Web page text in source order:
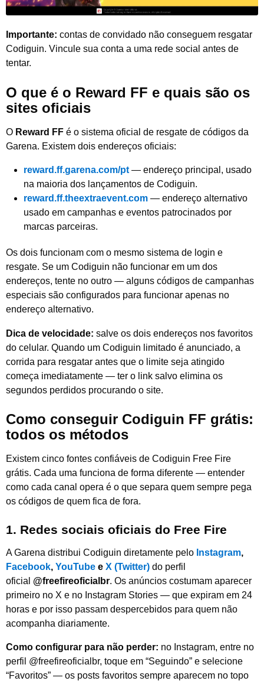
Importante: contas de convidado não conseguem resgatar
Codiguin. Vincule sua conta a uma rede social antes de
tentar.
O que é o Reward FF e quais são os
sites oficiais
O Reward FF é o sistema oficial de resgate de códigos da
Garena. Existem dois endereços oficiais:
reward.ff.garena.com/pt — endereço principal, usado
na maioria dos lançamentos de Codiguin.
reward.ff.theextraevent.com — endereço alternativo
usado em campanhas e eventos patrocinados por
marcas parceiras.
Os dois funcionam com o mesmo sistema de login e
resgate. Se um Codiguin não funcionar em um dos
endereços, tente no outro — alguns códigos de campanhas
especiais são configurados para funcionar apenas no
endereço alternativo.
Dica de velocidade: salve os dois endereços nos favoritos
do celular. Quando um Codiguin limitado é anunciado, a
corrida para resgatar antes que o limite seja atingido
começa imediatamente — ter o link salvo elimina os
segundos perdidos procurando o site.
Como conseguir Codiguin FF grátis:
todos os métodos
Existem cinco fontes confiáveis de Codiguin Free Fire
grátis. Cada uma funciona de forma diferente — entender
como cada canal opera é o que separa quem sempre pega
os códigos de quem fica de fora.
1. Redes sociais oficiais do Free Fire
A Garena distribui Codiguin diretamente pelo Instagram,
Facebook, YouTube e X (Twitter) do perfil
oficial @freefireoficialbr. Os anúncios costumam aparecer
primeiro no X e no Instagram Stories — que expiram em 24
horas e por isso passam despercebidos para quem não
acompanha diariamente.
Como configurar para não perder: no Instagram, entre no
perfil @freefireoficialbr, toque em “Seguindo” e selecione
“Favoritos” — os posts favoritos sempre aparecem no topo